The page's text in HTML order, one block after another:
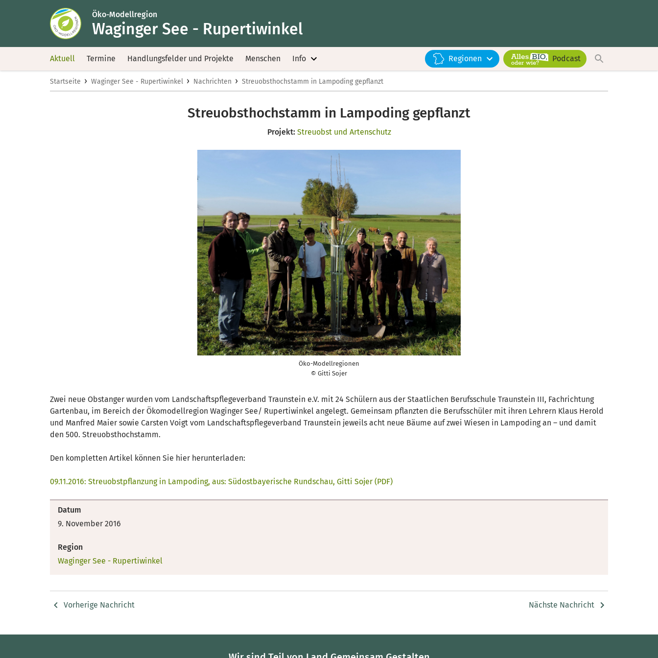
Öko-Modellregion
Waginger See - Rupertiwinkel
Aktuell Termine Handlungsfelder und Projekte Menschen Info Regionen Podcast
Startseite › Waginger See - Rupertiwinkel › Nachrichten › Streuobsthochstamm in Lampoding gepflanzt
Streuobsthochstamm in Lampoding gepflanzt
Projekt: Streuobst und Artenschutz
Öko-Modellregionen
© Gitti Sojer
Zwei neue Obstanger wurden vom Landschaftspflegeverband Traunstein e.V. mit 24 Schülern aus der Staatlichen Berufsschule Traunstein III, Fachrichtung
Gartenbau, im Bereich der Ökomodellregion Waginger See/ Rupertiwinkel angelegt. Gemeinsam pflanzten die Berufsschüler mit ihren Lehrern Klaus Herold
und Manfred Maier sowie Carsten Voigt vom Landschaftspflegeverband Traunstein jeweils acht neue Bäume auf zwei Wiesen in Lampoding an – und damit
den 500. Streuobsthochstamm.
Den kompletten Artikel können Sie hier herunterladen:
09.11.2016: Streuobstpflanzung in Lampoding, aus: Südostbayerische Rundschau, Gitti Sojer (PDF)
Datum
9. November 2016
Region
Waginger See - Rupertiwinkel
Vorherige Nachricht Nächste Nachricht